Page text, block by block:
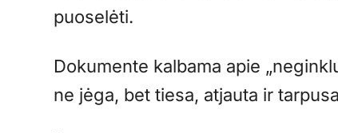
puoselėti.
Dokumente kalbama apie
ne jėga, bet tiesa, atjauta ir